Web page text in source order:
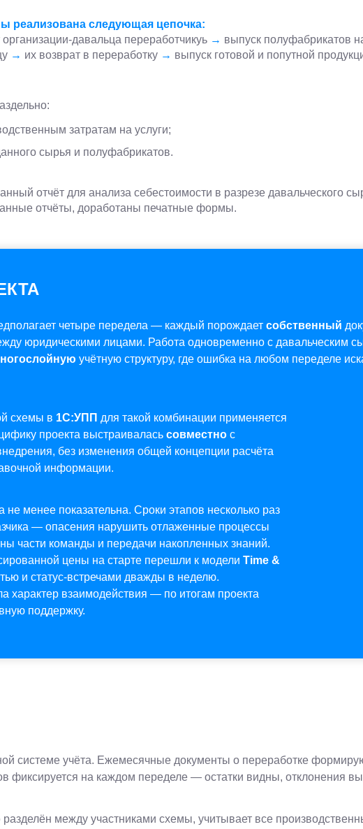
реализована следующая цепочка:
давальца переработчикуь → выпуск полуфабрикатов
→ их возврат в переработку → выпуск готовой и попутной
затратам на услуги;
сырья и полуфабрикатов.
отчёт для анализа себестоимости в разрезе давальческого
отчёты, доработаны печатные формы.
четыре передела — каждый порождает собственный
юридическими лицами. Работа одновременно с давальческим
учётную структуру, где ошибка на любом переделе
схемы в 1С:УПП для такой комбинации применяется
проекта выстраивалась совместно с
без изменения общей концепции расчёта
информации.
не менее показательна. Сроки этапов несколько раз
— опасения нарушить отлаженные процессы
части команды и передачи накопленных знаний.
цены на старте перешли к модели Time &
и статус-встречами дважды в неделю.
характер взаимодействия — по итогам проекта
поддержку.
системе учёта. Ежемесячные документы о переработке
фиксируется на каждом переделе — остатки видны, отклонения
разделён между участниками схемы, учитывает все